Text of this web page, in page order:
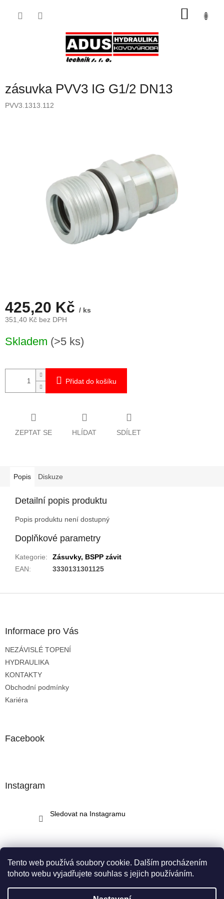
Tento web používá soubory cookie. Dalším procházením
tohoto webu vyjadřujete souhlas s jejich používáním.
zásuvka PVV3 IG G1/2 DN13
PVV3.1313.112
425,20 Kč / ks
351,40 Kč bez DPH
cena:
Skladem (>5 ks)
Přidat do košíku
ZEPTAT SE HLÍDAT SDÍLET
Popis Diskuze
Detailní popis produktu
Popis produktu není dostupný
Doplňkové parametry
Kategorie:
Zásuvky, BSPP závit
EAN: 3330131301125
Informace pro Vás
NEZÁVISLÉ TOPENÍ
HYDRAULIKA
KONTAKTY
Obchodní podmínky
Kariéra
Facebook
Instagram
Sledovat na Instagramu